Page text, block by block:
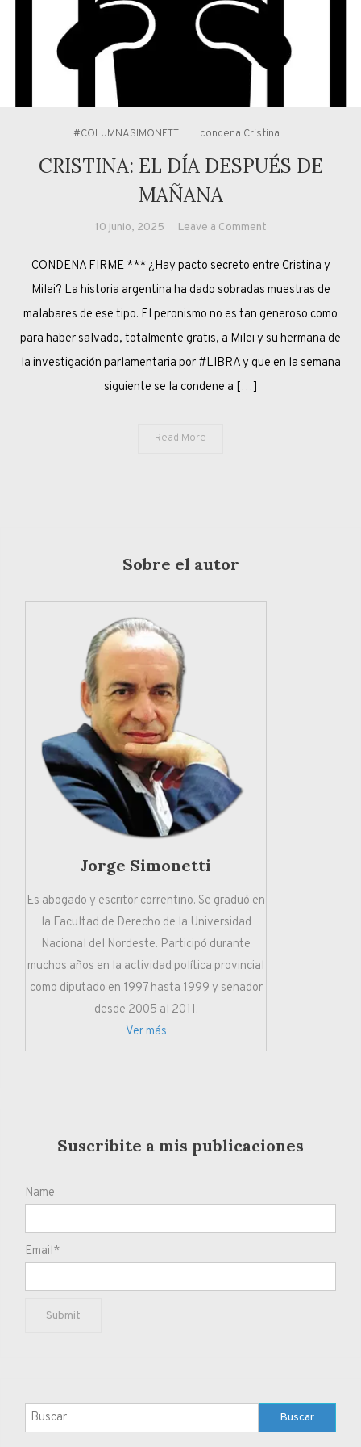
#COLUMNASIMONETTI condena Cristina
CRISTINA: EL DÍA DESPUÉS DE
MAÑANA
10 junio, 2025 Leave a Commenton
EL
DÍA
CONDENA FIRME *** ¿Hay pacto secreto entre Cristina y
Milei? La historia argentina ha dado sobradas muestras de
malabares de ese tipo. El peronismo no es tan generoso como
para haber salvado, totalmente gratis, a Milei y su hermana de
la investigación parlamentaria por #LIBRA y que en la semana
siguiente se la condene a […]
Read More
Sobre el autor
Jorge Simonetti
Es abogado y escritor correntino. Se graduó en
la Facultad de Derecho de la Universidad
Nacional del Nordeste. Participó durante
muchos años en la actividad política provincial
como diputado en 1997 hasta 1999 y senador
desde 2005 al 2011.
Ver más
Suscribite a mis publicaciones
Name
Email*
Buscar: